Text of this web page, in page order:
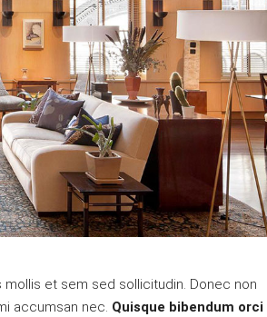
et sem sed sollicitudin. Donec non
accumsan nec. Quisque bibendum orci